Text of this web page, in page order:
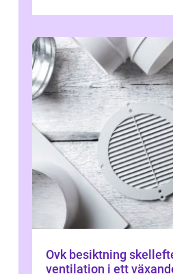
Ovk besiktning skellefteå
ventilation i ett